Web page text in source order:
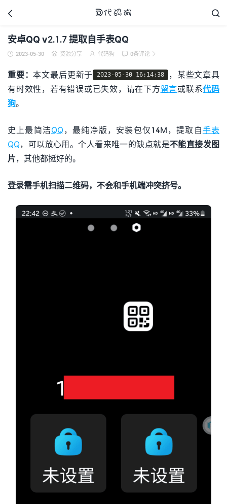

代码狗
 
安卓QQ v2.1.7 提取自手表QQ
 2023-05-30  资源分享  代码狗  0条评论 
重要：本文最后更新于 2023-05-30 16:14:38
，某些文章具
有时效性，若有错误或已失效，请在下方留言或联系代码
狗。
史上最简洁QQ，最纯净版，安装包仅14M，提取自手表
QQ，可以放心用。个人看来唯一的缺点就是不能直接发图
片，其他都挺好的。
登录需手机扫描二维码，不会和手机端冲突挤号。